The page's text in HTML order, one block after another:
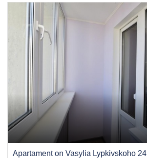
Apartament on Vasylia Lypkivskoho 24